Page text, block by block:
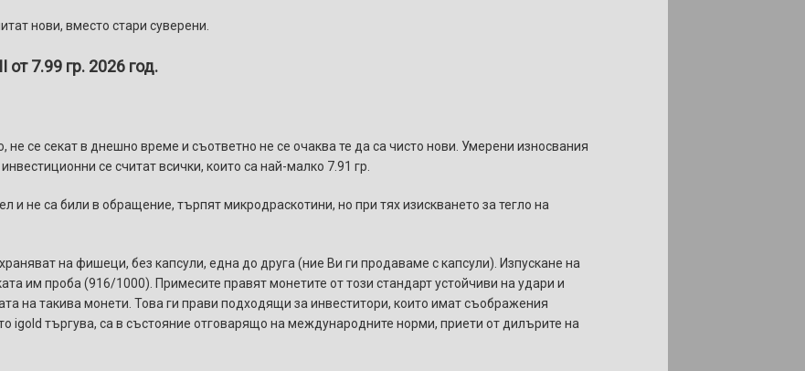
нови, вместо стари суверени.
от 7.99 гр. 2026 год.
се секат в днешно време и съответно не се очаква те да са чисто нови. Умерени износвания
се считат всички, които са най-малко 7.91 гр.
и не са били в обращение, търпят микродраскотини, но при тях изискването за тегло на
на фишеци, без капсули, една до друга (ние Ви ги продаваме с капсули). Изпускане на
им проба (916/1000). Примесите правят монетите от този стандарт устойчиви на удари и
на такива монети. Това ги прави подходящи за инвеститори, които имат съображения
igold търгува, са в състояние отговарящо на международните норми, приети от дилърите на